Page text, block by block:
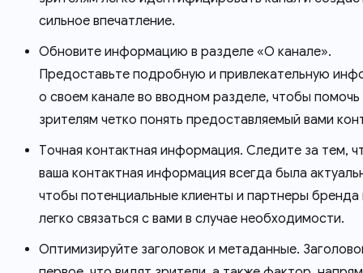
сильное впечатление.
Обновите информацию в разделе «О канале».
Предоставьте подробную и привлекательную
о своем канале во вводном разделе, чтобы помочь
зрителям четко понять предоставляемый вами
Точная контактная информация. Следите за тем,
ваша контактная информация всегда была
чтобы потенциальные клиенты и партнеры бренда
легко связаться с вами в случае необходимости.
Оптимизируйте заголовок и метаданные.